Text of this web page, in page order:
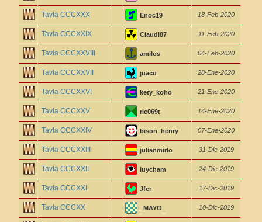
Tavla CCCXXX Enoc19 18-Feb-2020
Tavla CCCXXIX Claudi87 11-Feb-2020
Tavla CCCXXVIII amilos 04-Feb-2020
Tavla CCCXXVII juacu 28-Ene-2020
Tavla CCCXXVI kety_koho 21-Ene-2020
Tavla CCCXXV ric069t 14-Ene-2020
Tavla CCCXXIV bison_henry 07-Ene-2020
Tavla CCCXXIII julianmirlo 31-Dic-2019
Tavla CCCXXII luycham 24-Dic-2019
Tavla CCCXXI Jfcr 17-Dic-2019
Tavla CCCXX _MAYO_ 10-Dic-2019